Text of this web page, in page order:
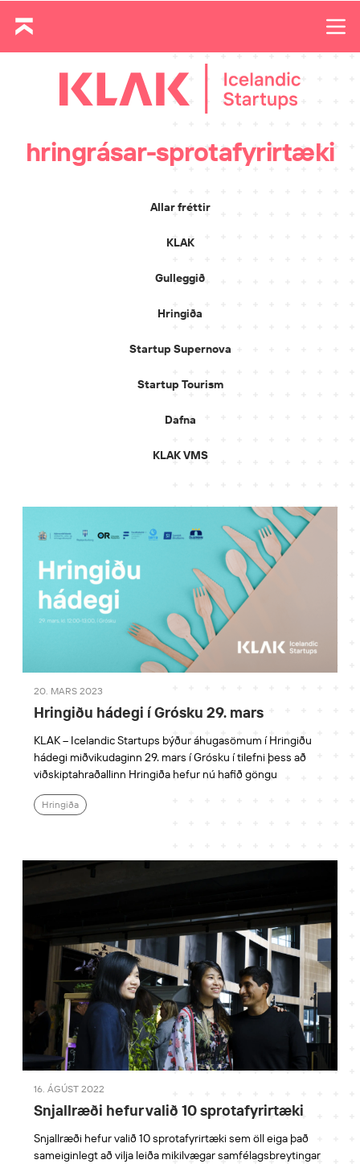
hringrásar-sprotafyrirtæki
Allar fréttir
KLAK
Gulleggið
Hringiða
Startup Supernova
Startup Tourism
Dafna
KLAK VMS
20. MARS 2023
Hringiðu hádegi í Grósku 29. mars
KLAK – Icelandic Startups býður áhugasömum í Hringiðu
hádegi miðvikudaginn 29. mars í Grósku í tilefni þess að
viðskiptahraðallinn Hringiða hefur nú hafið göngu
Hringiða
16. ÁGÚST 2022
Snjallræði hefur valið 10 sprotafyrirtæki
Snjallræði hefur valið 10 sprotafyrirtæki sem öll eiga það
sameiginlegt að vilja leiða mikilvægar samfélagsbreytingar